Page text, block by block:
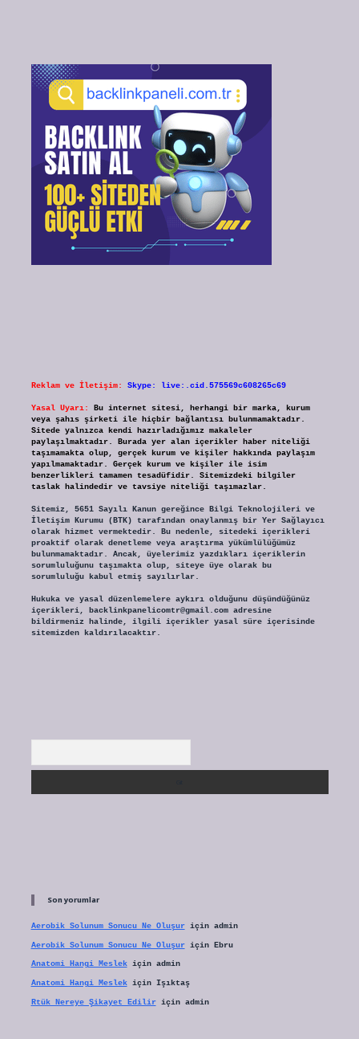
Reklam ve İletişim: Skype: live:.cid.575569c608265c69
Yasal Uyarı:
Bu internet sitesi, herhangi bir marka, kurum
veya şahıs şirketi ile hiçbir bağlantısı bulunmamaktadır.
Sitede yalnızca kendi hazırladığımız makaleler
paylaşılmaktadır. Burada yer alan içerikler haber niteliği
taşımamakta olup, gerçek kurum ve kişiler hakkında paylaşım
yapılmamaktadır. Gerçek kurum ve kişiler ile isim
benzerlikleri tamamen tesadüfidir. Sitemizdeki bilgiler
taslak halindedir ve tavsiye niteliği taşımazlar.
Sitemiz, 5651 Sayılı Kanun gereğince Bilgi Teknolojileri ve
İletişim Kurumu (BTK) tarafından onaylanmış bir Yer Sağlayıcı
olarak hizmet vermektedir. Bu nedenle, sitedeki içerikleri
proaktif olarak denetleme veya araştırma yükümlülüğümüz
bulunmamaktadır. Ancak, üyelerimiz yazdıkları içeriklerin
sorumluluğunu taşımakta olup, siteye üye olarak bu
sorumluluğu kabul etmiş sayılırlar.
Hukuka ve yasal düzenlemelere aykırı olduğunu düşündüğünüz
içerikleri, backlinkpanelicomtr@gmail.comadresine
bildirmeniz halinde, ilgili içerikler yasal süre içerisinde
sitemizden kaldırılacaktır.
Son yorumlar
Aerobik Solunum Sonucu Ne Oluşuriçin admin
Aerobik Solunum Sonucu Ne Oluşuriçin Ebru
Anatomi Hangi Meslekiçin admin
Anatomi Hangi Meslekiçin Işıktaş
Rtük Nereye Şikayet Ediliriçin admin